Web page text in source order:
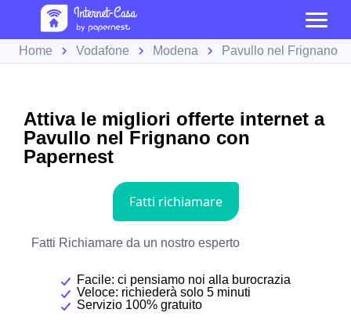
Home Vodafone Modena Pavullo nel Frignano